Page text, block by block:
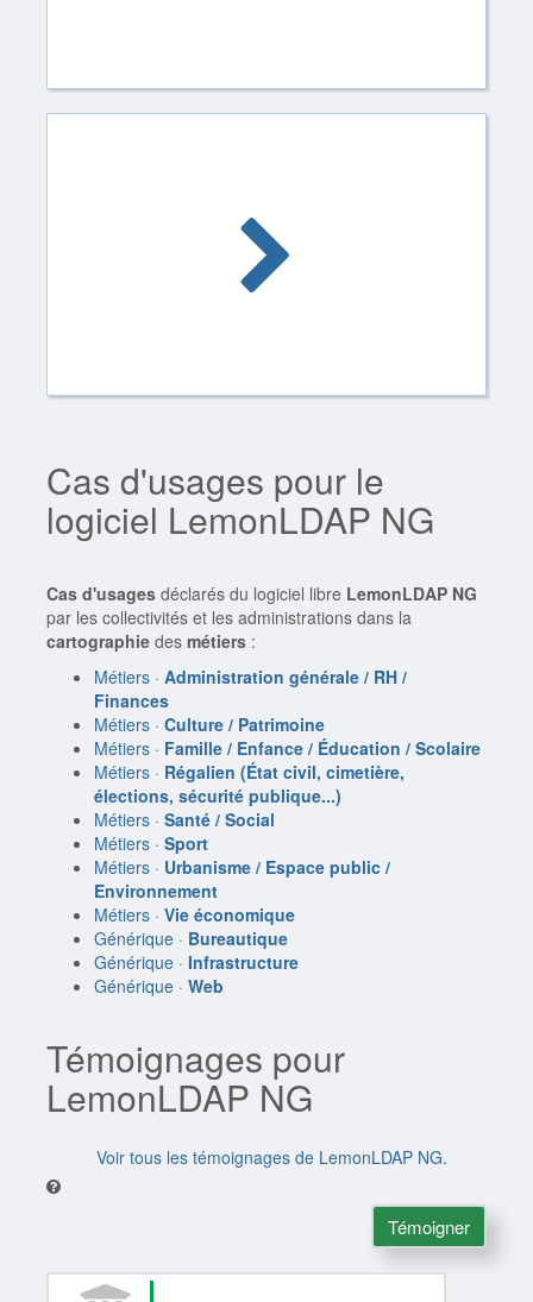
Cas d'usages pour le
logiciel LemonLDAP NG
Cas d'usages déclarés du logiciel libre LemonLDAP NG
par les collectivités et les administrations dans la
cartographie desmétiers :
Métiers ·Administration générale / RH /
Finances
Métiers ·Culture / Patrimoine
Métiers · Famille / Enfance / Éducation / Scolaire
Métiers · Régalien (État civil, cimetière,
élections, sécurité publique...)
Métiers ·Santé / Social
Métiers ·Sport
Métiers · Urbanisme / Espace public /
Environnement
Métiers ·Vie économique
Générique · Bureautique
Générique ·Infrastructure
Générique ·Web
Témoignages pour
LemonLDAP NG
Voir tous les témoignages de LemonLDAP NG.
Témoigner